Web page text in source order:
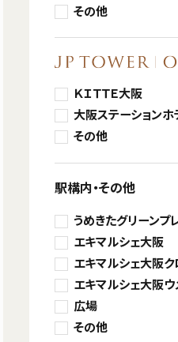
その他
ＫＩＴＴＥ大阪
大阪ステーションホ
その他
駅構内・その他
うめきたグリーンプ
エキマルシェ大阪
エキマルシェ大阪ク
エキマルシェ大阪ウ
広場
その他